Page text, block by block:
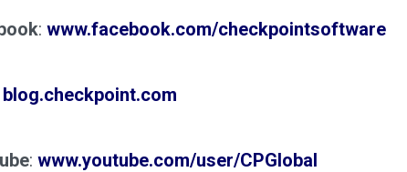
: www.facebook.com/checkpointsoftware
blog.checkpoint.com
: www.youtube.com/user/CPGlobal